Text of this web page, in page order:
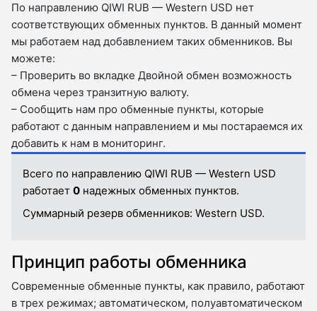
По направлению QIWI RUB — Western USD нет
соответствующих обменных пунктов. В данный момент
мы работаем над добавлением таких обменников. Вы
можете:
– Проверить во вкладкe Двойной обмен возможность
обмена через транзитную валюту.
– Сообщить нам про обменные пункты, которые
работают с данным направлением и мы постараемся их
добавить к нам в мониторинг.
Всего по направлению QIWI RUB — Western USD
работает 0 надежных обменных пунктов.
Суммарный резерв обменников: Western USD.
Принцип работы обменника
Современные обменные пункты, как правило, работают
в трех режимах; автоматическом, полуавтоматическом